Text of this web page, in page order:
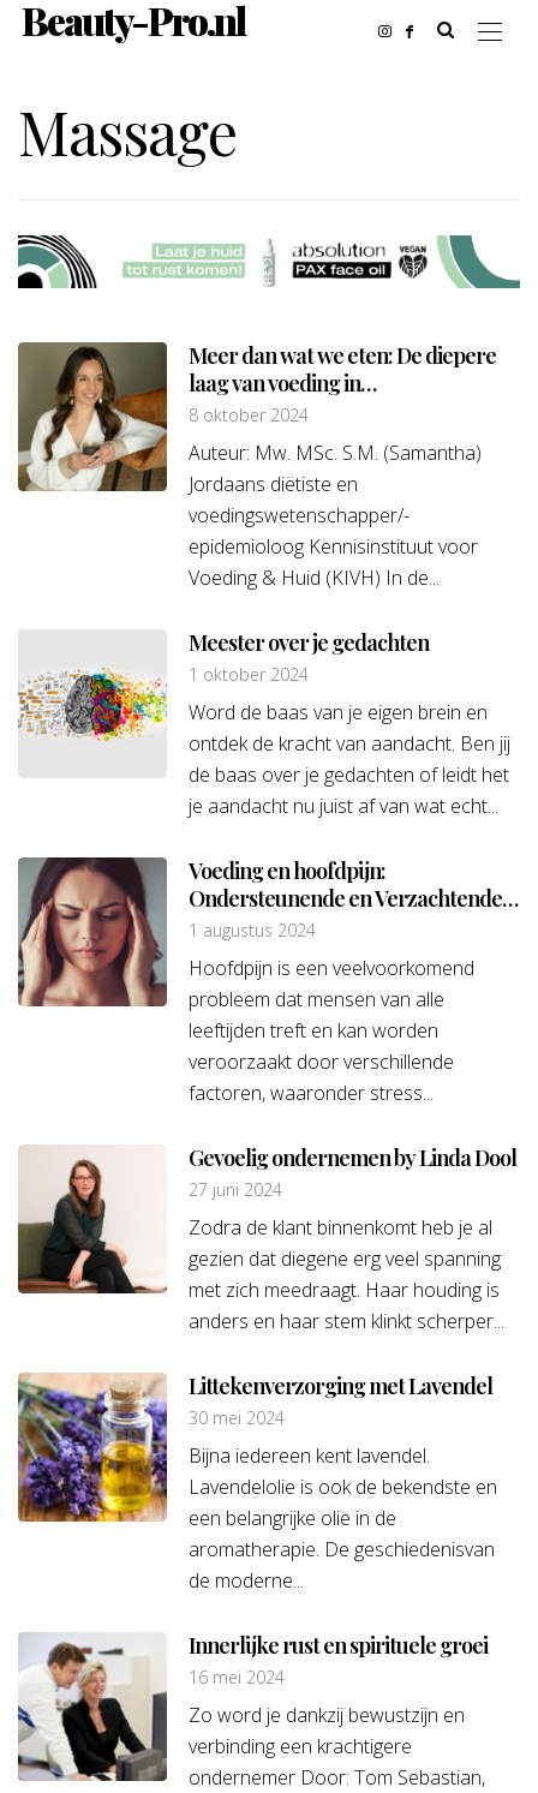
Beauty-Pro.nl
Massage
Meer dan wat we eten: De diepere
laag van voeding in
huidbehandelingen
8 oktober 2024
Auteur: Mw. MSc. S.M. (Samantha)
Jordaans diëtiste en
voedingswetenschapper/-
epidemioloog Kennisinstituut voor
Voeding & Huid (KIVH) In de...
Meester over je gedachten
1 oktober 2024
Word de baas van je eigen brein en
ontdek de kracht van aandacht. Ben jij
de baas over je gedachten of leidt het
je aandacht nu juist af van wat echt...
Voeding en hoofdpijn:
Ondersteunende en Verzachtende
opties
1 augustus 2024
Hoofdpijn is een veelvoorkomend
probleem dat mensen van alle
leeftijden treft en kan worden
veroorzaakt door verschillende
factoren, waaronder stress...
Gevoelig ondernemen by Linda Dool
27 juni 2024
Zodra de klant binnenkomt heb je al
gezien dat diegene erg veel spanning
met zich meedraagt. Haar houding is
anders en haar stem klinkt scherper...
Littekenverzorging met Lavendel
30 mei 2024
Bijna iedereen kent lavendel.
Lavendelolie is ook de bekendste en
een belangrijke olie in de
aromatherapie. De geschiedenisvan
de moderne...
Innerlijke rust en spirituele groei
16 mei 2024
Zo word je dankzij bewustzijn en
verbinding een krachtigere
ondernemer Door: Tom Sebastian,